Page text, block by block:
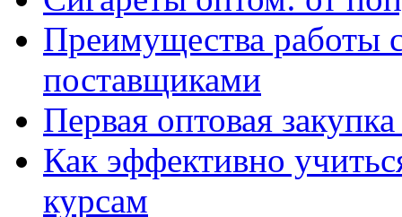
Преимущества работы
поставщиками
Первая оптовая
Как эффективно
курсам